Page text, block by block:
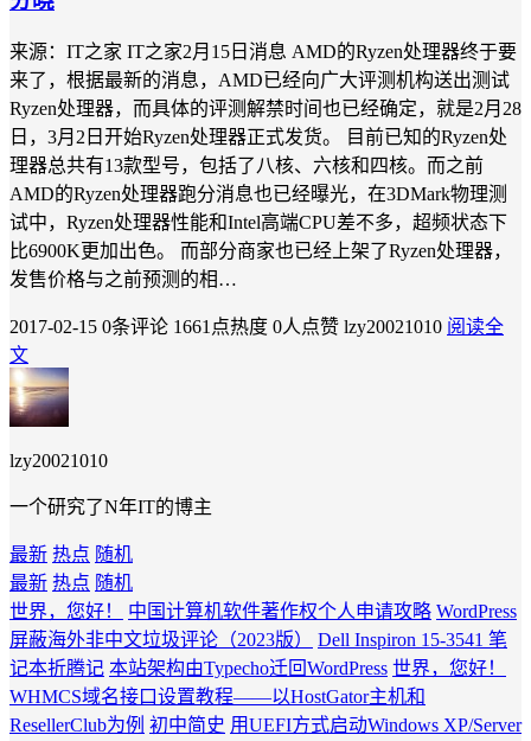
来源：IT之家 IT之家2月15日消息 AMD的Ryzen处理器终于要
来了，根据最新的消息，AMD已经向广大评测机构送出测试
Ryzen处理器，而具体的评测解禁时间也已经确定，就是2月28
日，3月2日开始Ryzen处理器正式发货。 目前已知的Ryzen处
理器总共有13款型号，包括了八核、六核和四核。而之前
AMD的Ryzen处理器跑分消息也已经曝光，在3DMark物理测
试中，Ryzen处理器性能和Intel高端CPU差不多，超频状态下
比6900K更加出色。 而部分商家也已经上架了Ryzen处理器，
发售价格与之前预测的相…
2017-02-15 0条评论 1661点热度 0人点赞 lzy20021010 阅读全
文
lzy20021010
一个研究了N年IT的博主
最新 热点 随机
最新 热点 随机
世界，您好！
中国计算机软件著作权个人申请攻略 WordPress
屏蔽海外非中文垃圾评论（2023版）
Dell Inspiron 15-3541 笔
记本折腾记 本站架构由Typecho迁回WordPress 世界，您好！
WHMCS域名接口设置教程——以HostGator主机和
ResellerClub为例 初中简史 用UEFI方式启动Windows XP/Server